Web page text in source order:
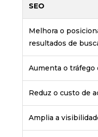
SEO
Melhora o
resultados de
Aumenta o tráfego
Reduz o custo de
Amplia a